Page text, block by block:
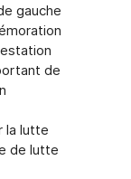
gauche
de
la lutte
de lutte